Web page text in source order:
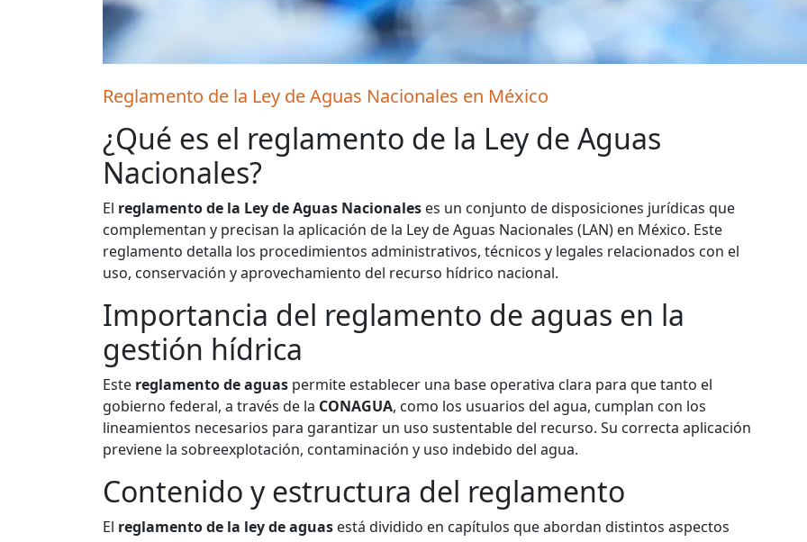
Reglamento de la Ley de Aguas Nacionales en México
¿Qué es el reglamento de la Ley de Aguas
Nacionales?
El reglamento de la Ley de Aguas Nacionales es un conjunto de disposiciones jurídicas que
complementan y precisan la aplicación de la Ley de Aguas Nacionales (LAN) en México. Este
reglamento detalla los procedimientos administrativos, técnicos y legales relacionados con el
uso, conservación y aprovechamiento del recurso hídrico nacional.
Importancia del reglamento de aguas en la
gestión hídrica
Este reglamento de aguas permite establecer una base operativa clara para que tanto el
gobierno federal, a través de la CONAGUA, como los usuarios del agua, cumplan con los
lineamientos necesarios para garantizar un uso sustentable del recurso. Su correcta aplicación
previene la sobreexplotación, contaminación y uso indebido del agua.
Contenido y estructura del reglamento
El reglamento de la ley de aguas está dividido en capítulos que abordan distintos aspectos